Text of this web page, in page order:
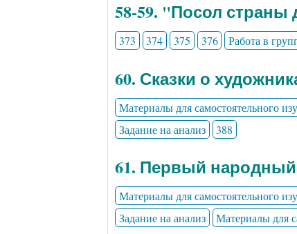
58-59. "Посол страны
373 374 375 376 Работа в
60. Сказки о
Материалы для самостоятельного
Задание на анализ
388
61. Первый народный
Материалы для самостоятельного
Задание на анализ
Материалы для